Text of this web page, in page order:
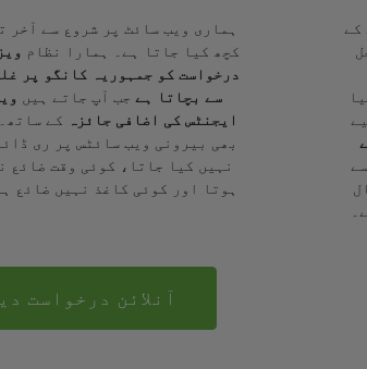
کے
ہماری ویب سائٹ پر شروع سے آخر
کچھ کیا جاتا ہے۔ ہمارا نظام
درخواست کو جمہوریہ کانگو پر
سے بچاتا ہے جب آپ جاتے ہیں
ایجنٹس کی اضافی جائزہ
کے ساتھ۔
بھی بیرونی ویب سائٹس پر ری
نہیں کیا جاتا، کوئی وقت ضائع
ہوتا اور کوئی کاغذ نہیں ضائع
آنلائن درخواست